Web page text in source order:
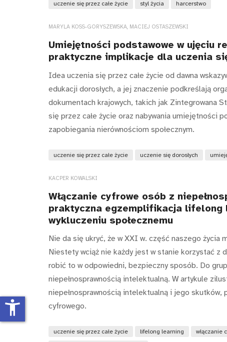
uczenie się przez całe życie styl życia harcerstwo
MARYLA KOSS-GORYSZEWSKA, MACIEJ OSTASZEWSKI
Umiejętności podstawowe w ujęciu
praktyczne implikacje dla uczenia
Idea uczenia się przez całe życie od dawna
edukacji dorosłych, a jej znaczenie podkreślają
dokumentach krajowych, takich jak Zintegrowana
się przez całe życie oraz nabywania umiejętności
zapobiegania nierównościom społecznym.
uczenie się przez całe życie uczenie się dorosłych
KACPER KOWALSKI
Włączanie cyfrowe osób z
praktyczna egzemplifikacja lifelong
wykluczeniu społecznemu
Nie da się ukryć, że w XXI w. część naszego
Niestety wciąż nie każdy jest w stanie korzystać
robić to w odpowiedni, bezpieczny sposób. Do
niepełnosprawnością intelektualną. W artykule
niepełnosprawnością intelektualną i jego
cyfrowego.
uczenie się przez całe życie lifelong learning włączanie
accessibility_new